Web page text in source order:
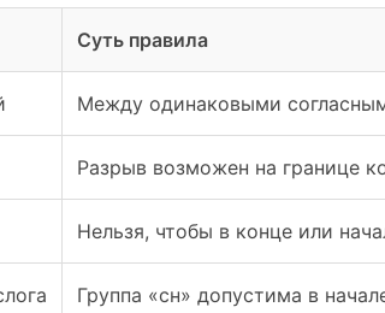
Суть правила
Между одинаковыми
Разрыв возможен на границе
Нельзя, чтобы в конце или
Группа «сн» допустима в